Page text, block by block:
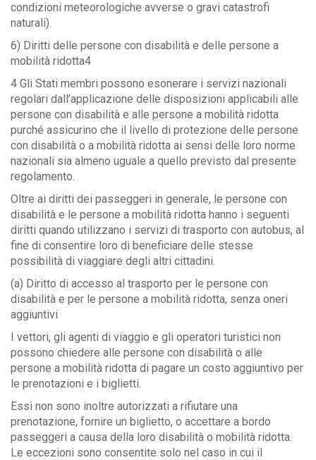
condizioni meteorologiche avverse o gravi catastrofi
naturali).
6) Diritti delle persone con disabilità e delle persone a
mobilità ridotta4
4 Gli Stati membri possono esonerare i servizi nazionali
regolari dall’applicazione delle disposizioni applicabili alle
persone con disabilità e alle persone a mobilità ridotta
purché assicurino che il livello di protezione delle persone
con disabilità o a mobilità ridotta ai sensi delle loro norme
nazionali sia almeno uguale a quello previsto dal presente
regolamento.
Oltre ai diritti dei passeggeri in generale, le persone con
disabilità e le persone a mobilità ridotta hanno i seguenti
diritti quando utilizzano i servizi di trasporto con autobus, al
fine di consentire loro di beneficiare delle stesse
possibilità di viaggiare degli altri cittadini.
(a) Diritto di accesso al trasporto per le persone con
disabilità e per le persone a mobilità ridotta, senza oneri
aggiuntivi
I vettori, gli agenti di viaggio e gli operatori turistici non
possono chiedere alle persone con disabilità o alle
persone a mobilità ridotta di pagare un costo aggiuntivo per
le prenotazioni e i biglietti.
Essi non sono inoltre autorizzati a rifiutare una
prenotazione, fornire un biglietto, o accettare a bordo
passeggeri a causa della loro disabilità o mobilità ridotta.
Le eccezioni sono consentite solo nel caso in cui il